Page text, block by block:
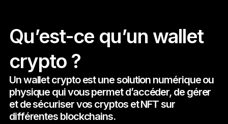
Ledger Stax
Premium sous toutes ses facettes
Ledger Flex
Le nouveau standard
Qu’est-ce qu’un wallet
crypto ?
Un wallet crypto est une solution numérique ou
physique qui vous permet d’accéder, de gérer
et de sécuriser vos cryptos et NFT sur
différentes blockchains.